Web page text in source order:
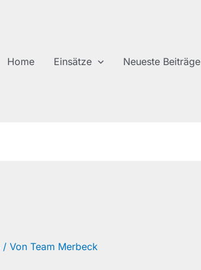
Home Einsätze Neueste Beiträge
/ Von Team Merbeck